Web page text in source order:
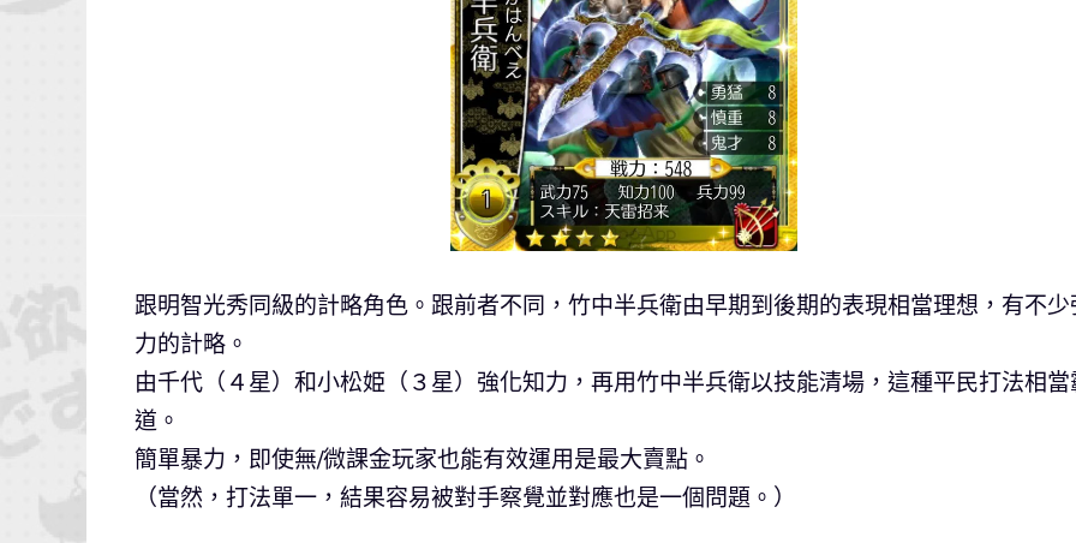
跟明智光秀同級的計略角色。跟前者不同，竹中半兵衛由早期到後期的表現相當理想，有不少
力的計略。
由千代（４星）和小松姫（３星）強化知力，再用竹中半兵衛以技能清場，這種平民打法相當
道。
簡單暴力，即使無/微課金玩家也能有效運用是最大賣點。
（當然，打法單一，結果容易被對手察覺並對應也是一個問題。）